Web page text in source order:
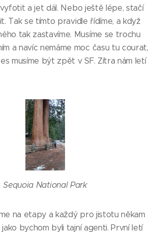
a jet dál. Nebo ještě lépe, stačí
Tak se tímto pravidle řídíme, a když
tak zastavíme. Musíme se trochu
a navíc nemáme moc času tu courat,
musíme být zpět v SF. Zítra nám letí
Sequoia National Park
na etapy a každý pro jistotu někam
bychom byli tajní agenti. První letí